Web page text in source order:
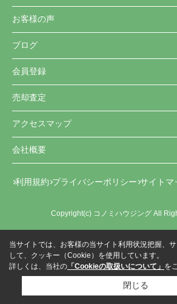
お客様の声
ブログ
会員登録
売却査定
アクセスマップ
会社概要
利用規約 プライバシーポリシー サイトマ
Copyright(c) コノミハウジング All
当サイトでは、お客様の当サイト利用状況把握、
して、クッキー（Cookie）を使用しています。
詳しくは、当社の 「Cookieの取扱いについて」 を
閉じる